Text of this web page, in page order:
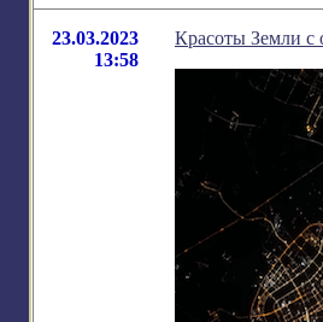
23.03.2023
13:58
Красоты Земли с